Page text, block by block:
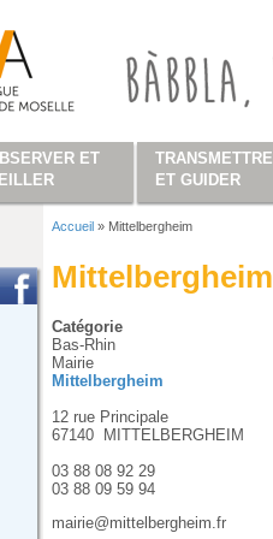
Accueil » Mittelbergheim
Mittelbergheim
Catégorie
Bas-Rhin
Mairie
Mittelbergheim
12 rue Principale
67140
MITTELBERGHEIM
03 88 08 92 29
03 88 09 59 94
mairie@mittelbergheim.fr
ET
TRANSMETTRE
ET GUIDER